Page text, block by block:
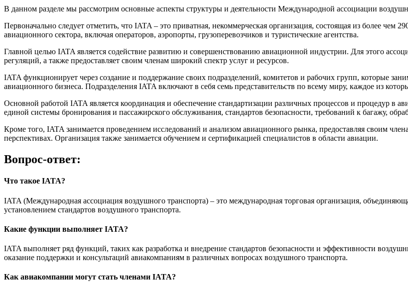
В данном разделе мы рассмотрим основные аспекты структуры и деятельности Международной ассоциации
Первоначально следует отметить, что IATA – это приватная, некоммерческая организация, состоящая из более чем
авиационного сектора, включая операторов, аэропорты, грузоперевозчиков и туристические агентства.
Главной целью IATA является содействие развитию и совершенствованию авиационной индустрии. Для этого
регуляций, а также предоставляет своим членам широкий спектр услуг и ресурсов.
IATA функционирует через создание и поддержание своих подразделений, комитетов и рабочих групп, которые
авиационного бизнеса. Подразделения IATA включают в себя семь представительств по всему миру, каждое из
Основной работой IATA является координация и обеспечение стандартизации различных процессов и процедур в
единой системы бронирования и пассажирского обслуживания, стандартов безопасности, требований к багажу,
Кроме того, IATA занимается проведением исследований и анализом авиационного рынка, предоставляя своим
перспективах. Организация также занимается обучением и сертификацией специалистов в области авиации.
Вопрос-ответ:
Что такое IATA?
IATA (Международная ассоциация воздушного транспорта) – это международная торговая организация,
установлением стандартов воздушного транспорта.
Какие функции выполняет IATA?
IATA выполняет ряд функций, таких как разработка и внедрение стандартов безопасности и эффективности
оказание поддержки и консультаций авиакомпаниям в различных вопросах воздушного транспорта.
Как авиакомпании могут стать членами IATA?